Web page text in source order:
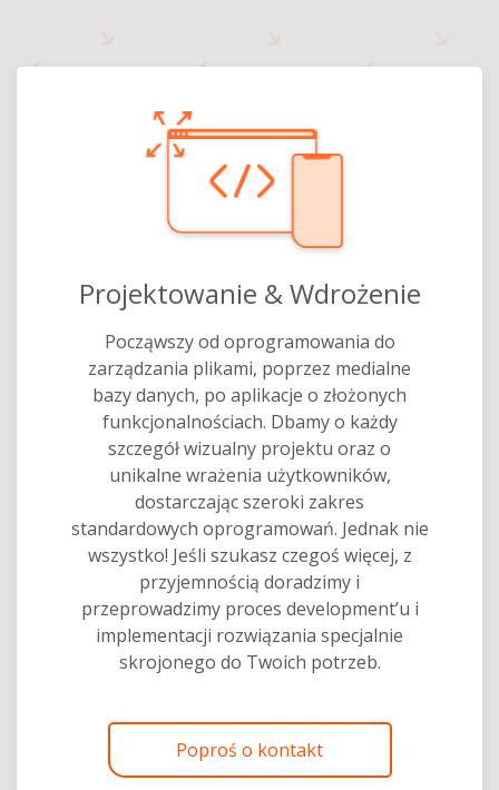
Projektowanie & Wdrożenie
Począwszy od oprogramowania do
zarządzania plikami, poprzez medialne
bazy danych, po aplikacje o złożonych
funkcjonalnościach. Dbamy o każdy
szczegół wizualny projektu oraz o
unikalne wrażenia użytkowników,
dostarczając szeroki zakres
standardowych oprogramowań. Jednak nie
wszystko! Jeśli szukasz czegoś więcej, z
przyjemnością doradzimy i
przeprowadzimy proces development’u i
implementacji rozwiązania specjalnie
skrojonego do Twoich potrzeb.
Poproś o kontakt